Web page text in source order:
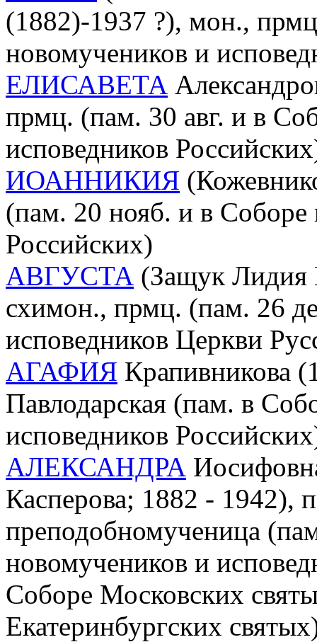
(1882)-1937 ?), мон.,
новомучеников и
ЕЛИСАВЕТА
прмц. (пам. 30 авг. и в
исповедников
ИОАННИКИЯ
(пам. 20 нояб. и в Соборе
Российских)
АВГУСТА (Защук Лидия
схимон., прмц. (пам. 26
исповедников Церкви
АГАФИЯ Крапивникова
Павлодарская (пам. в
исповедников
АЛЕКСАНДРА
Касперова; 1882 - 1942),
преподобномученица
новомучеников и
Соборе Московских
Екатеринбургских